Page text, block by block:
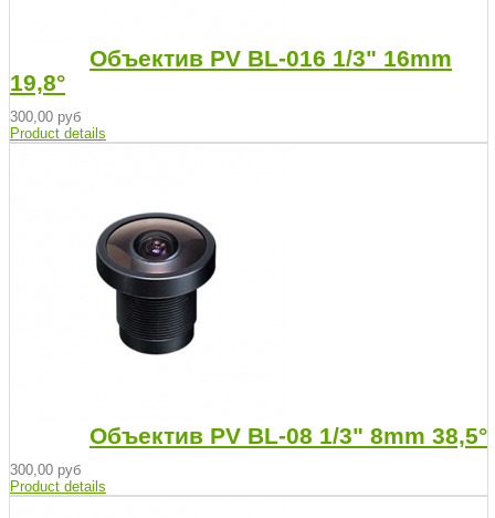
Объектив PV BL-016 1/3" 16mm
19,8°
300,00 руб
Product details
Объектив PV BL-08 1/3" 8mm 38,5°
300,00 руб
Product details